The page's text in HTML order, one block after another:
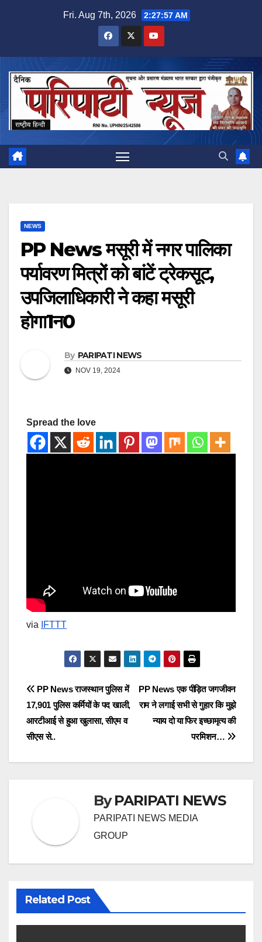
Fri. Aug 7th, 2026 2:27:57 AM
NEWS
PP News मसूरी में नगर पालिका
पर्यावरण मित्रों को बांटें ट्रेकसूट,
उपजिलाधिकारी ने कहा मसूरी
होगा1न0
By PARIPATI NEWS
NOV 19, 2024
Spread the love
via IFTTT
Post
navigation
PP News एक पीड़ित जगजीवन
राम ने लगाई सभी से गुहार कि मुझे
न्याय दो या फिर इच्छामृत्य की
परमिशन…
PP News राजस्थान पुलिस में
17,901 पुलिस कर्मियों के पद खाली,
आरटीआई से हुआ खुलासा, सीएम व
सीएस से..
ByPARIPATI NEWS
PARIPATI NEWS MEDIA
GROUP
Related Post